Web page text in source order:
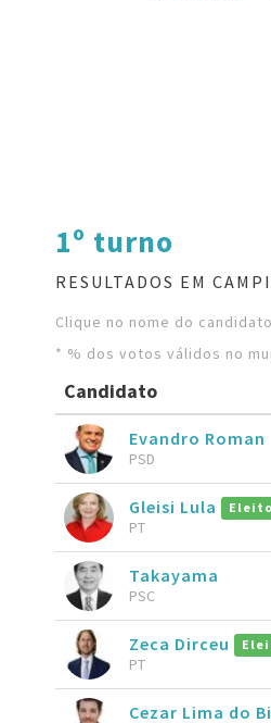
1º turno
RESULTADOS EM
Clique no nome do
* % dos votos válidos no
Candidato
Evandro Roman
PSD
Gleisi Lula Eleito
PT
Takayama
PSC
Zeca Dirceu
PT
Cezar Lima do